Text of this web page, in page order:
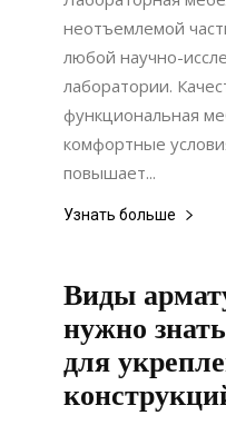
неотъемлемой
любой научно-
лаборатории.
функциональная
комфортные
повышает...
Узнать больше
Виды
нужно
для
23.05.2024